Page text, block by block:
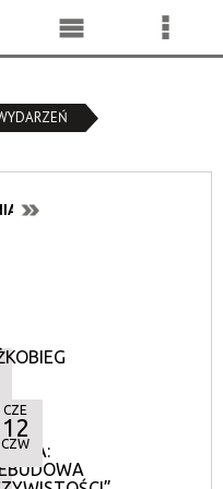
CZE
12
CZW
Menu
Menu